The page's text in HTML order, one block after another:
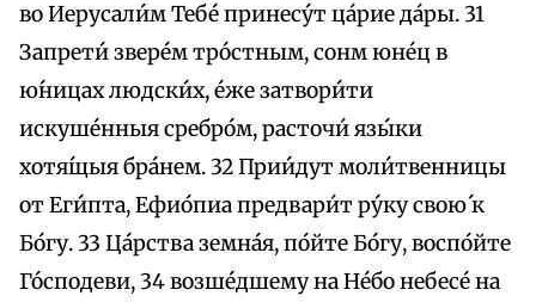
во Иерусали́м Тебе́ принесу́т ца́рие да́ры. 31
Запрети́ звере́м тро́стным, сонм юне́ц в
ю́ницах людски́х, е́же затвори́ти
искуше́нныя сребро́м, расточи́ язы́ки
хотя́щыя бра́нем. 32 Прии́дут моли́твенницы
от Еги́пта, Ефио́пиа предвари́т ру́ку свою́ к
Бо́гу. 33 Ца́рства земна́я, по́йте Бо́гу, воспо́йте
Го́сподеви, 34 возше́дшему на Не́бо небесе́ на